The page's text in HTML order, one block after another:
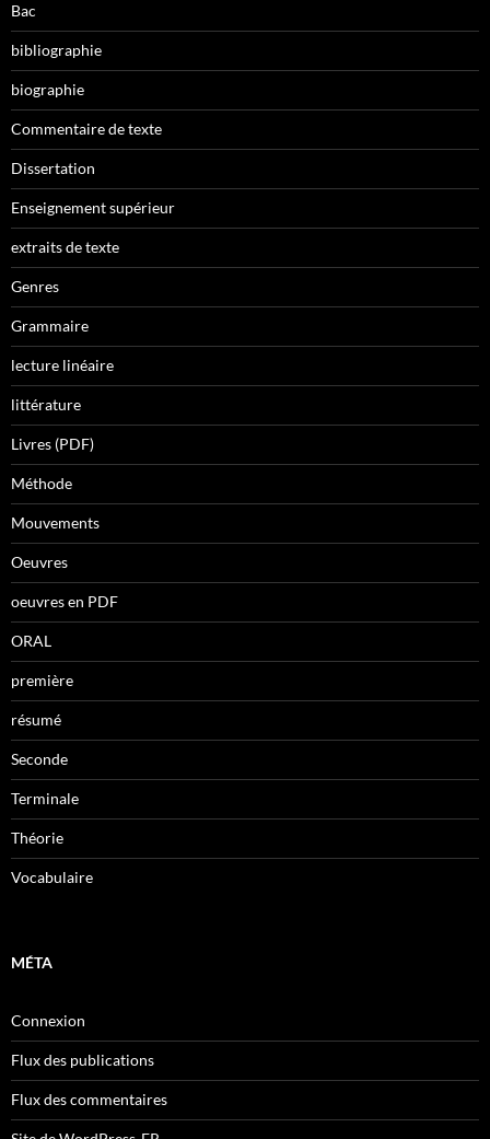
Bac
bibliographie
biographie
Commentaire de texte
Dissertation
Enseignement supérieur
extraits de texte
Genres
Grammaire
lecture linéaire
littérature
Livres (PDF)
Méthode
Mouvements
Oeuvres
oeuvres en PDF
ORAL
première
résumé
Seconde
Terminale
Théorie
Vocabulaire
MÉTA
Connexion
Flux des publications
Flux des commentaires